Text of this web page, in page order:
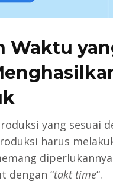
Waktu
yang sesuai
harus
dengan “takt time“.